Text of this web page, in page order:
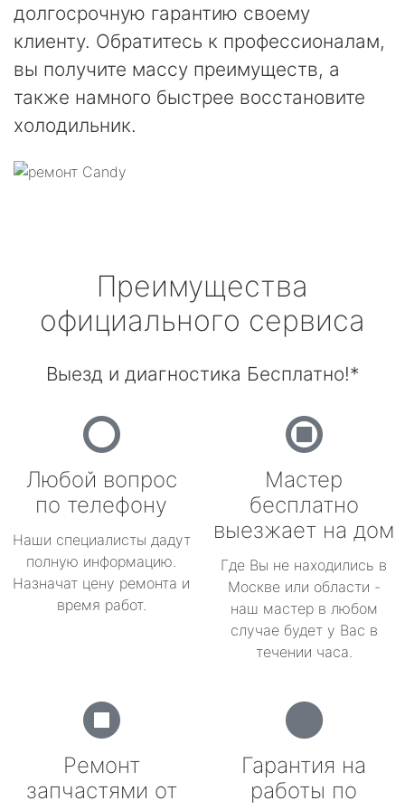
долгосрочную гарантию своему
клиенту. Обратитесь к профессионалам,
вы получите массу преимуществ, а
также намного быстрее восстановите
холодильник.
Преимущества
официального сервиса
Выезд и диагностика Бесплатно!*
Любой вопрос
по телефону
Наши специалисты дадут
полную информацию.
Назначат цену ремонта и
время работ.
Мастер
бесплатно
выезжает на дом
Где Вы не находились в
Москве или области -
наш мастер в любом
случае будет у Вас в
течении часа.
Ремонт
запчастями от
Гарантия на
работы по